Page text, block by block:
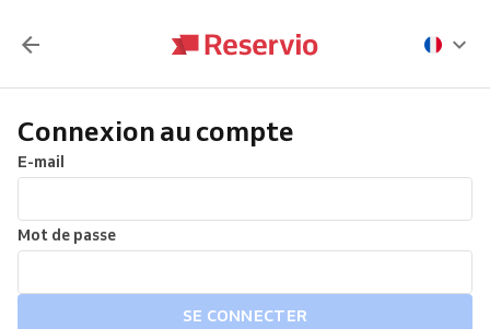
Connexion au compte
E-mail
Mot de passe
SE CONNECTER